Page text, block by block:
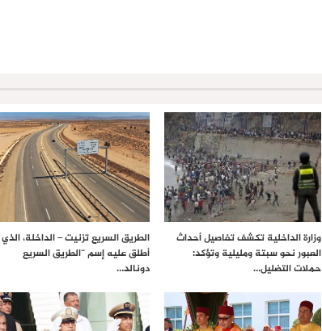
وزارة الداخلية تكشف تفاصيل أحداث
العبور نحو سبتة ومليلية وتؤكد:
حملات التضليل…
الطريق السريع تزنيت – الداخلة، الذي
أطلق عليه إسم “الطريق السريع
دونالد…